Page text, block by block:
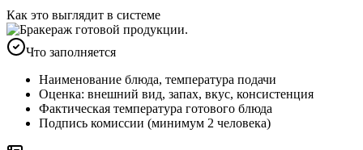
Как это выглядит в системе
Что заполняется
Наименование блюда, температура подачи
Оценка: внешний вид, запах, вкус, консистенция
Фактическая температура готового блюда
Подпись комиссии (минимум 2 человека)